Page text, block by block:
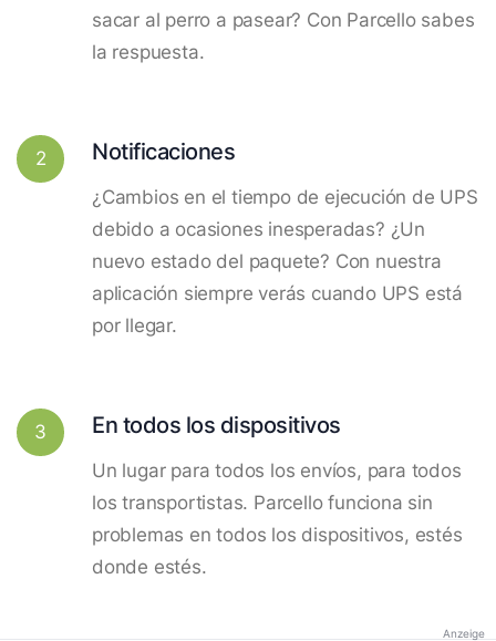
sacar al perro a pasear? Con Parcello sabes
la respuesta.
2 Notificaciones
¿Cambios en el tiempo de ejecución de UPS
debido a ocasiones inesperadas? ¿Un
nuevo estado del paquete? Con nuestra
aplicación siempre verás cuando UPS está
por llegar.
3 En todos los dispositivos
Un lugar para todos los envíos, para todos
los transportistas. Parcello funciona sin
problemas en todos los dispositivos, estés
donde estés.
Anzeige